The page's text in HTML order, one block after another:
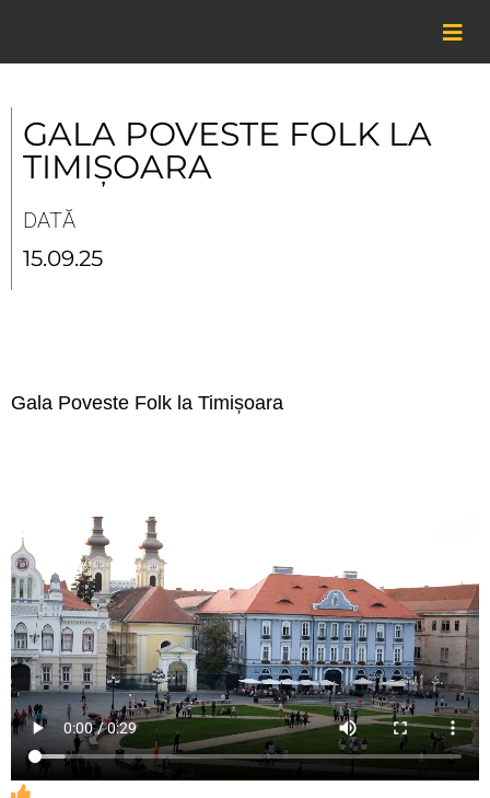
content
GALA POVESTE FOLK LA
TIMIȘOARA
DATĂ
15.09.25
Gala Poveste Folk la Timișoara